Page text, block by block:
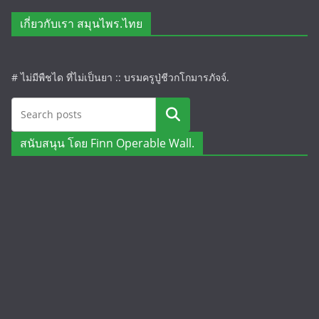
เกี่ยวกับเรา สมุนไพร.ไทย
# ไม่มีพืชได ที่ไม่เป็นยา :: บรมครูปู่ชีวกโกมารภัจจ์.
ค้นหา
สนับสนุน โดย Finn Operable Wall.